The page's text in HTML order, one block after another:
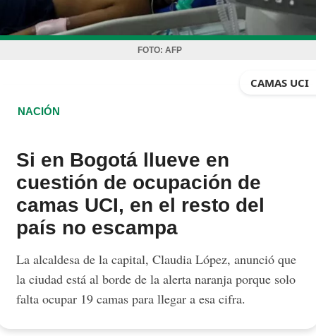
FOTO: AFP
CAMAS UCI
NACIÓN
Si en Bogotá llueve en
cuestión de ocupación de
camas UCI, en el resto del
país no escampa
La alcaldesa de la capital, Claudia López, anunció que
la ciudad está al borde de la alerta naranja porque solo
falta ocupar 19 camas para llegar a esa cifra.